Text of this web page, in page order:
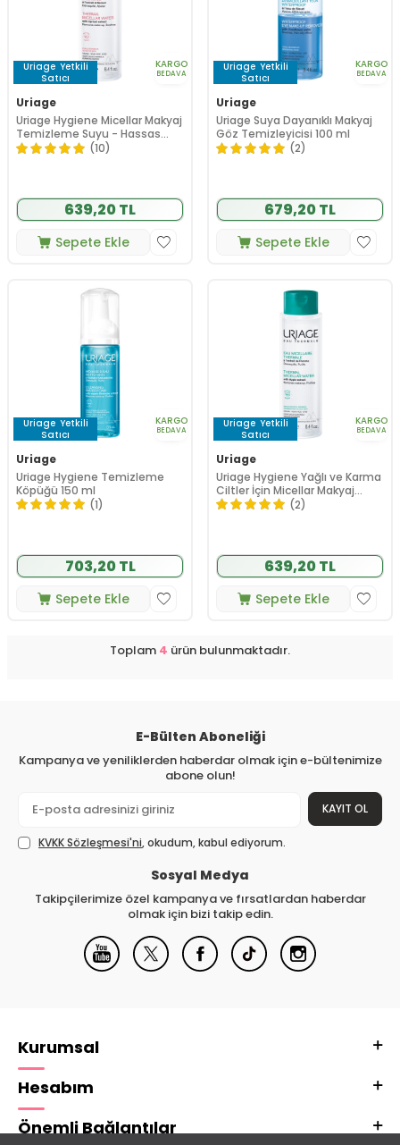
Uriage Yetkili
Satıcı
KARGO
BEDAVA
Uriage
Uriage Hygiene Micellar Makyaj
Temizleme Suyu - Hassas
Ciltler için 250 ml
(10)
639,20 TL
Sepete Ekle
Uriage Yetkili
Satıcı
KARGO
BEDAVA
Uriage
Uriage Suya Dayanıklı Makyaj
Göz Temizleyicisi 100 ml
(2)
679,20 TL
Sepete Ekle
Uriage Yetkili
Satıcı
KARGO
BEDAVA
Uriage
Uriage Hygiene Temizleme
Köpüğü 150 ml
(1)
703,20 TL
Sepete Ekle
Uriage Yetkili
Satıcı
KARGO
BEDAVA
Uriage
Uriage Hygiene Yağlı ve Karma
Ciltler İçin Micellar Makyaj
Temizleme Suyu 250 ml
(2)
639,20 TL
Sepete Ekle
Toplam 4 ürün bulunmaktadır.
E-Bülten Aboneliği
Kampanya ve yeniliklerden haberdar olmak için e-bültenimize
abone olun!
KAYIT OL
KVKK Sözleşmesi'ni, okudum, kabul ediyorum.
Sosyal Medya
Takipçilerimize özel kampanya ve fırsatlardan haberdar
olmak için bizi takip edin.
Kurumsal
Hesabım
Önemli Bağlantılar